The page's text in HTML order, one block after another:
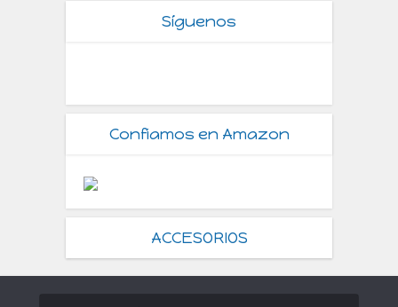
Síguenos
Confiamos en Amazon
ACCESORIOS